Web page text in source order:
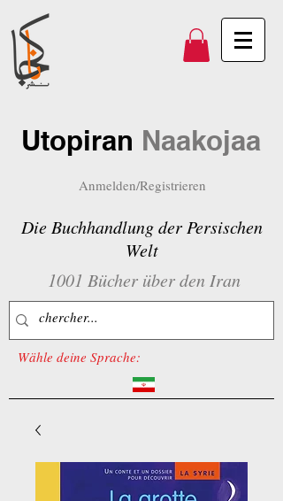
Utopiran Naakojaa
Anmelden/Registrieren
Die Buchhandlung der Persischen
Welt
1001 Bücher über den Iran
Wähle deine Sprache: